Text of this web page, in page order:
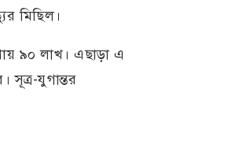
মিছিল।
৯০ লাখ। এছাড়া এ
সূত্র-যুগান্তর